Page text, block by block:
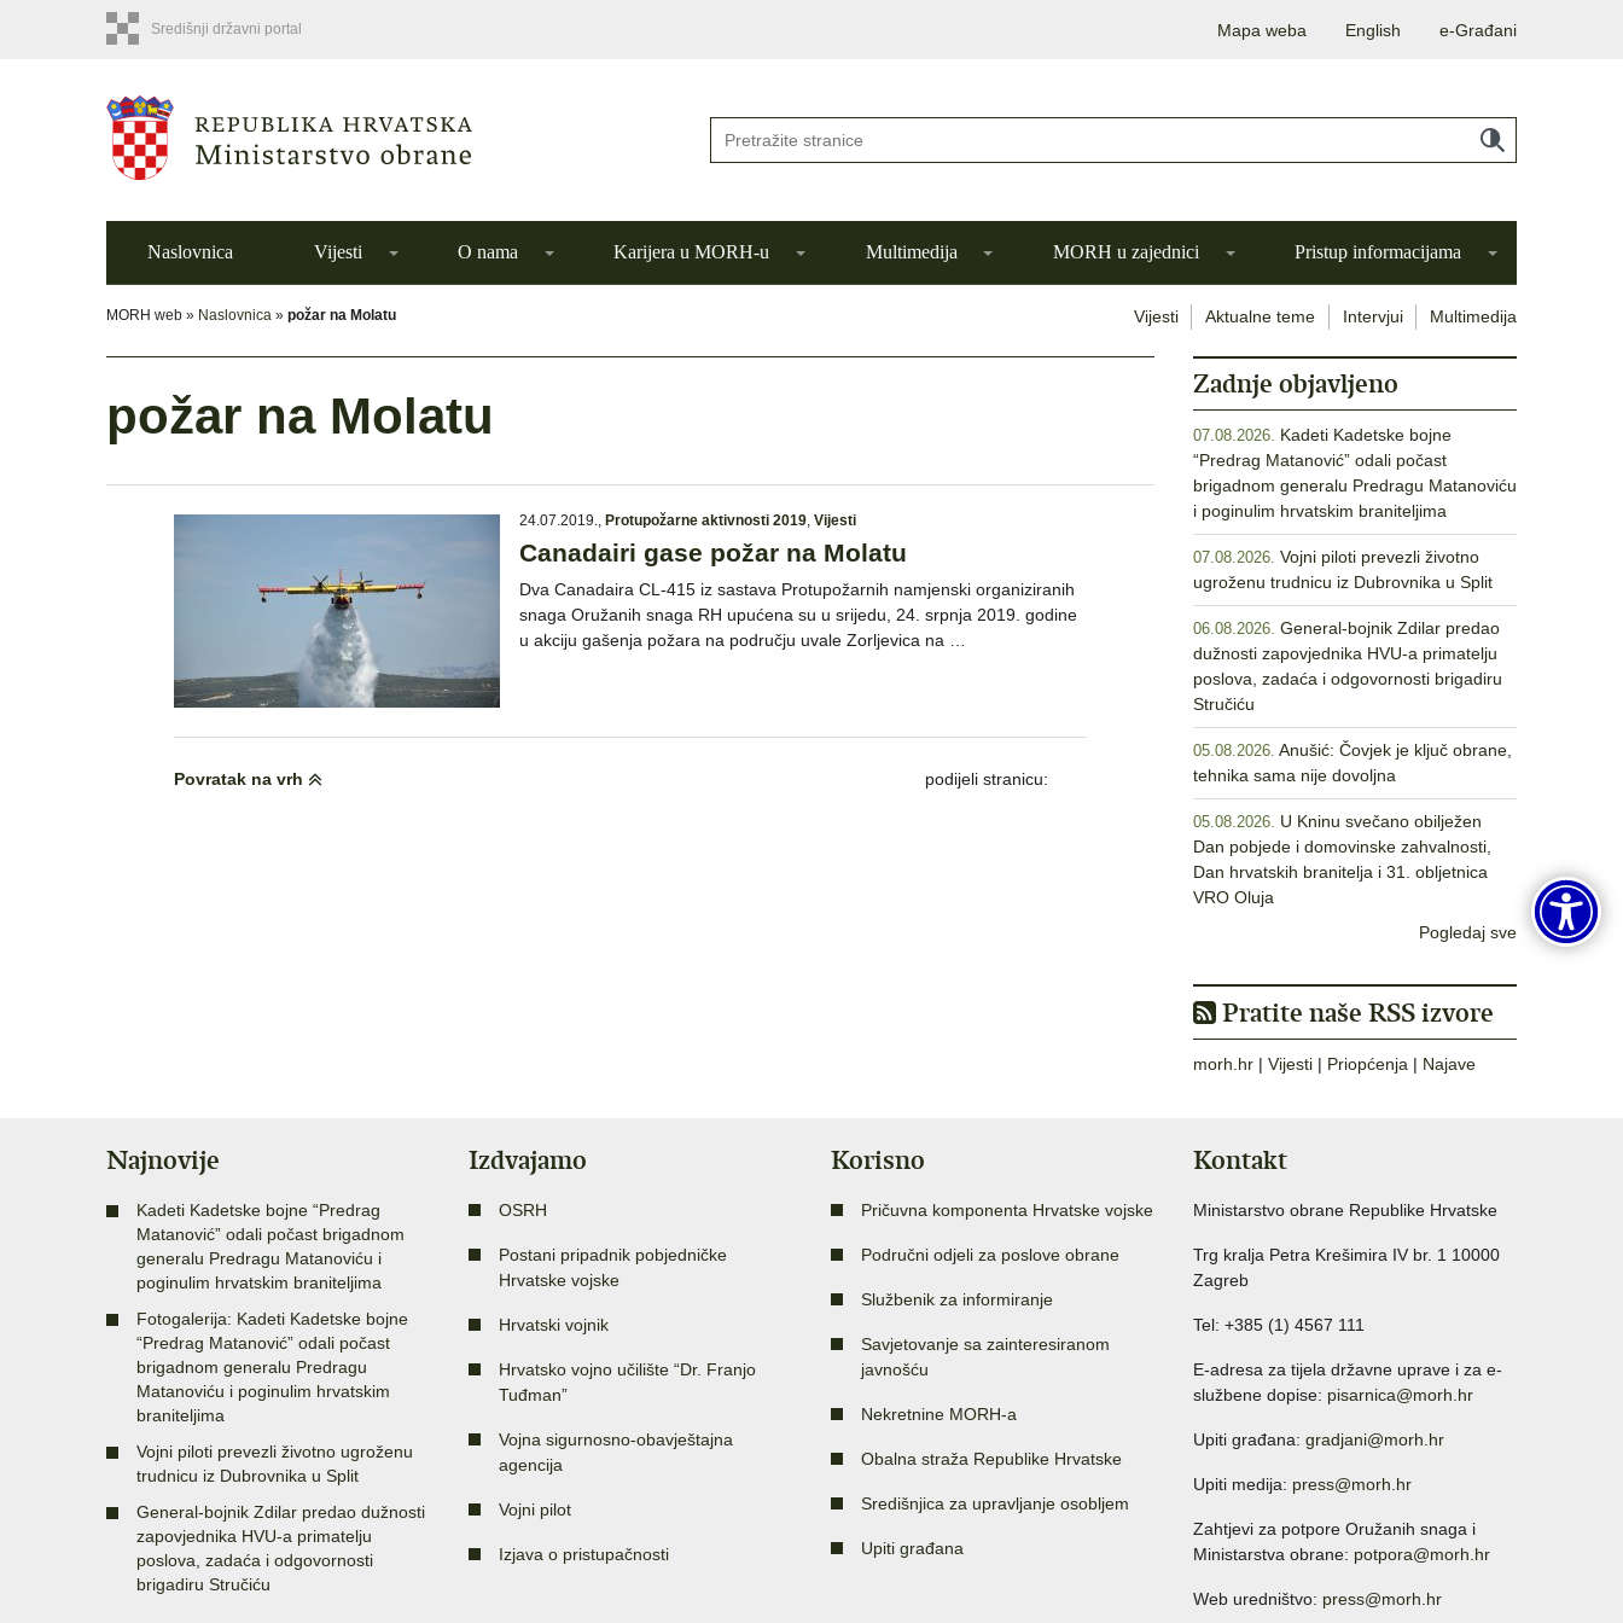
Središnji državni portal Mapa weba English e-Građani
Naslovnica Vijesti O nama Karijera u MORH-u Multimedija MORH u zajednici Pristup informacijama
MORH web » Naslovnica » požar na Molatu Vijesti Aktualne teme Intervjui Multimedija
požar na Molatu
24.07.2019., Protupožarne aktivnosti 2019, Vijesti
Canadairi gase požar na Molatu
Dva Canadaira CL-415 iz sastava Protupožarnih namjenski organiziranih
snaga Oružanih snaga RH upućena su u srijedu, 24. srpnja 2019. godine
u akciju gašenja požara na području uvale Zorljevica na …
Povratak na vrh podijeli stranicu:
Zadnje objavljeno
07.08.2026. Kadeti Kadetske bojne
“Predrag Matanović” odali počast
brigadnom generalu Predragu Matanoviću
i poginulim hrvatskim braniteljima
07.08.2026. Vojni piloti prevezli životno
ugroženu trudnicu iz Dubrovnika u Split
06.08.2026. General-bojnik Zdilar predao
dužnosti zapovjednika HVU-a primatelju
poslova, zadaća i odgovornosti brigadiru
Stručiću
05.08.2026. Anušić: Čovjek je ključ obrane,
tehnika sama nije dovoljna
05.08.2026. U Kninu svečano obilježen
Dan pobjede i domovinske zahvalnosti,
Dan hrvatskih branitelja i 31. obljetnica
VRO Oluja
Pogledaj sve
Pratite naše RSS izvore
morh.hr | Vijesti | Priopćenja | Najave
Najnovije
Kadeti Kadetske bojne “Predrag
Matanović” odali počast brigadnom
generalu Predragu Matanoviću i
poginulim hrvatskim braniteljima
Fotogalerija: Kadeti Kadetske bojne
“Predrag Matanović” odali počast
brigadnom generalu Predragu
Matanoviću i poginulim hrvatskim
braniteljima
Vojni piloti prevezli životno ugroženu
trudnicu iz Dubrovnika u Split
General-bojnik Zdilar predao dužnosti
zapovjednika HVU-a primatelju
poslova, zadaća i odgovornosti
brigadiru Stručiću
Izdvajamo
OSRH
Postani pripadnik pobjedničke
Hrvatske vojske
Hrvatski vojnik
Hrvatsko vojno učilište “Dr. Franjo
Tuđman”
Vojna sigurnosno-obavještajna
agencija
Vojni pilot
Izjava o pristupačnosti
Korisno
Pričuvna komponenta Hrvatske vojske
Područni odjeli za poslove obrane
Službenik za informiranje
Savjetovanje sa zainteresiranom
javnošću
Nekretnine MORH-a
Obalna straža Republike Hrvatske
Središnjica za upravljanje osobljem
Upiti građana
Kontakt
Ministarstvo obrane Republike Hrvatske
Trg kralja Petra Krešimira IV br. 1 10000
Zagreb
Tel: +385 (1) 4567 111
E-adresa za tijela državne uprave i za e-
službene dopise: pisarnica@morh.hr
Upiti građana: gradjani@morh.hr
Upiti medija: press@morh.hr
Zahtjevi za potpore Oružanih snaga i
Ministarstva obrane: potpora@morh.hr
Web uredništvo: press@morh.hr